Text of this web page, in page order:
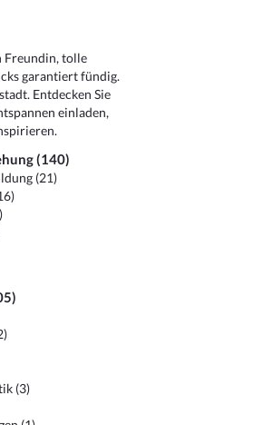
Freundin, tolle
garantiert fündig.
Entdecken Sie
einladen,
(140)
(21)
(3)